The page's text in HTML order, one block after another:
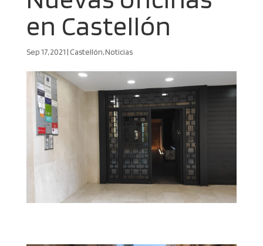
en Castellón
Sep 17, 2021| Castellón,Noticias